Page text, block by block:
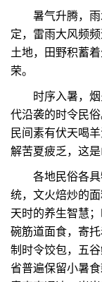
暑气升腾，雨
定，雷雨大风频
土地，田野积蓄
荣。
时序入暑，烟
代沿袭的时令民
民间素有伏天喝
解苦夏疲乏，这是
各地民俗各具
统，文火焙炒的
天时的养生智慧
碗筋道面食，寄
制时令饺包，五
省普遍保留小暑